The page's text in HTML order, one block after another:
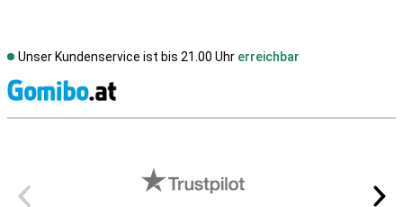
Unser Kundenservice ist bis 21.00 Uhr erreichbar